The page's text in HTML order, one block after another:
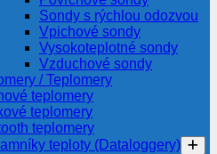
Sondy s rýchlou odozvou
Vpichové sondy
Vysokoteplotné sondy
Vzduchové sondy
/ Teplomery
teplomery
teplomery
teplomery
teploty (Dataloggery)